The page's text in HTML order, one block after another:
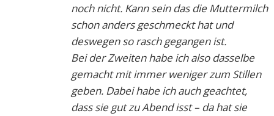
noch nicht. Kann sein das die Muttermilch
schon anders geschmeckt hat und
deswegen so rasch gegangen ist.
Bei der Zweiten habe ich also dasselbe
gemacht mit immer weniger zum Stillen
geben. Dabei habe ich auch geachtet,
dass sie gut zu Abend isst – da hat sie